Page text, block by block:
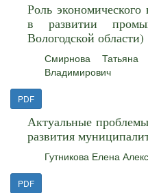
Роль экономического
в развитии
Вологодской области)
Смирнова Татьяна
Владимирович
PDF
Актуальные
развития
Гутникова Елена
PDF